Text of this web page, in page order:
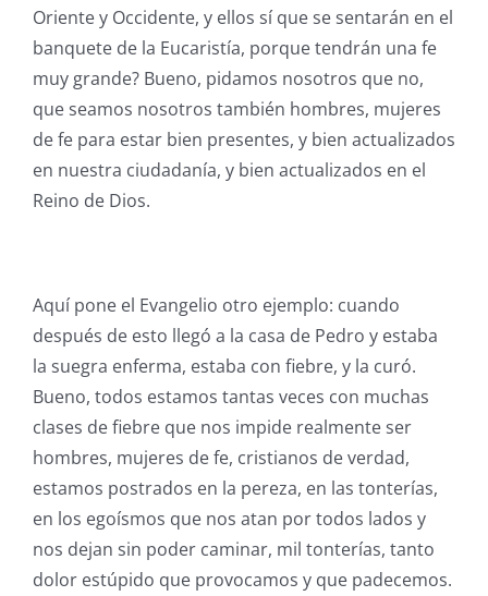
Oriente y Occidente, y ellos sí que se sentarán en el
banquete de la Eucaristía, porque tendrán una fe
muy grande? Bueno, pidamos nosotros que no,
que seamos nosotros también hombres, mujeres
de fe para estar bien presentes, y bien actualizados
en nuestra ciudadanía, y bien actualizados en el
Reino de Dios.
Aquí pone el Evangelio otro ejemplo: cuando
después de esto llegó a la casa de Pedro y estaba
la suegra enferma, estaba con fiebre, y la curó.
Bueno, todos estamos tantas veces con muchas
clases de fiebre que nos impide realmente ser
hombres, mujeres de fe, cristianos de verdad,
estamos postrados en la pereza, en las tonterías,
en los egoísmos que nos atan por todos lados y
nos dejan sin poder caminar, mil tonterías, tanto
dolor estúpido que provocamos y que padecemos.